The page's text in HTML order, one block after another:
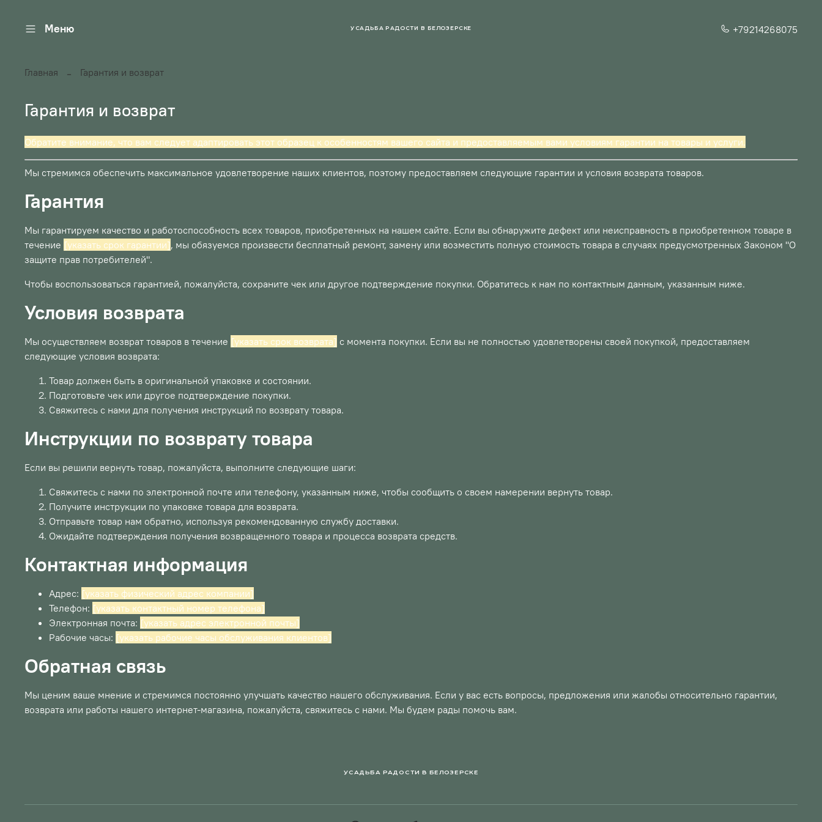
Меню УСАДЬБА РАДОСТИ В БЕЛОЗЕРСКЕ +79214268075
Главная Гарантия и возврат
Гарантия и возврат
Обратите внимание, что вам следует адаптировать этот образец к особенностям вашего сайта и предоставляемым вами условиям гарантии на товары и услуги.
Мы стремимся обеспечить максимальное удовлетворение наших клиентов, поэтому предоставляем следующие гарантии и условия возврата товаров.
Гарантия
Мы гарантируем качество и работоспособность всех товаров, приобретенных на нашем сайте. Если вы обнаружите дефект или неисправность в приобретенном товаре в
течение [указать срок гарантии], мы обязуемся произвести бесплатный ремонт, замену или возместить полную стоимость товара в случаях предусмотренных Законом "О
защите прав потребителей".
Чтобы воспользоваться гарантией, пожалуйста, сохраните чек или другое подтверждение покупки. Обратитесь к нам по контактным данным, указанным ниже.
Условия возврата
Мы осуществляем возврат товаров в течение [указать срок возврата] с момента покупки. Если вы не полностью удовлетворены своей покупкой, предоставляем
следующие условия возврата:
Товар должен быть в оригинальной упаковке и состоянии.
Подготовьте чек или другое подтверждение покупки.
Свяжитесь с нами для получения инструкций по возврату товара.
Инструкции по возврату товара
Если вы решили вернуть товар, пожалуйста, выполните следующие шаги:
Свяжитесь с нами по электронной почте или телефону, указанным ниже, чтобы сообщить о своем намерении вернуть товар.
Получите инструкции по упаковке товара для возврата.
Отправьте товар нам обратно, используя рекомендованную службу доставки.
Ожидайте подтверждения получения возвращенного товара и процесса возврата средств.
Контактная информация
Адрес: [указать физический адрес компании]
Телефон: [указать контактный номер телефона]
Электронная почта: [указать адрес электронной почты]
Рабочие часы: [указать рабочие часы обслуживания клиентов]
Обратная связь
Мы ценим ваше мнение и стремимся постоянно улучшать качество нашего обслуживания. Если у вас есть вопросы, предложения или жалобы относительно гарантии,
возврата или работы нашего интернет-магазина, пожалуйста, свяжитесь с нами. Мы будем рады помочь вам.
УСАДЬБА РАДОСТИ В БЕЛОЗЕРСКЕ